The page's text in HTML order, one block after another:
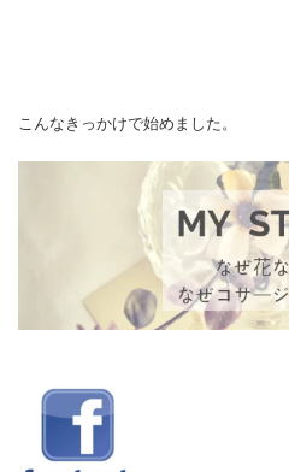
こんなきっかけで始めました。